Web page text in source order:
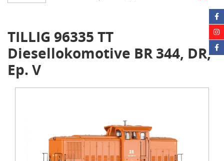
TILLIG 96335 TT
Diesellokomotive BR 344, DR,
Ep. V